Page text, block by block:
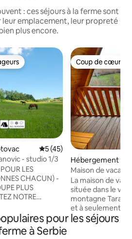
: ces séjours à la ferme sont
leur emplacement, leur propreté
plus encore.
les plus appréciés
Évaluation moyenne sur la
5 (45)
- studio 1/3
LES
CHACUN) -
PLUS
NOTRE
de la Serbie,
à environ
Coup de cœur
Coup de cœur
Hébergement ⋅
Maison de
La maison de
située dans le
montagne Tara,
et à seulement 1
Zaovine, qui est
de Serbie. Notre maison de vacances
pour les séjours
à Serbie